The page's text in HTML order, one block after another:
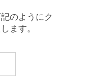
のようにク
ます。